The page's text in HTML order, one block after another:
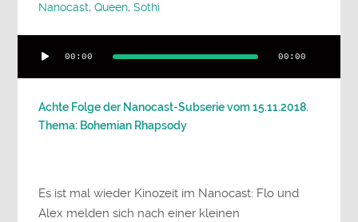
Nanocast,Queen,Sothi
Player
00:00 00:00
Achte Folge der Nanocast-Subserie vom 15.11.2018.
Thema: Bohemian Rhapsody
Es ist mal wieder Kinozeit im Nanocast: Flo und
Alex melden sich nach einer kleinen